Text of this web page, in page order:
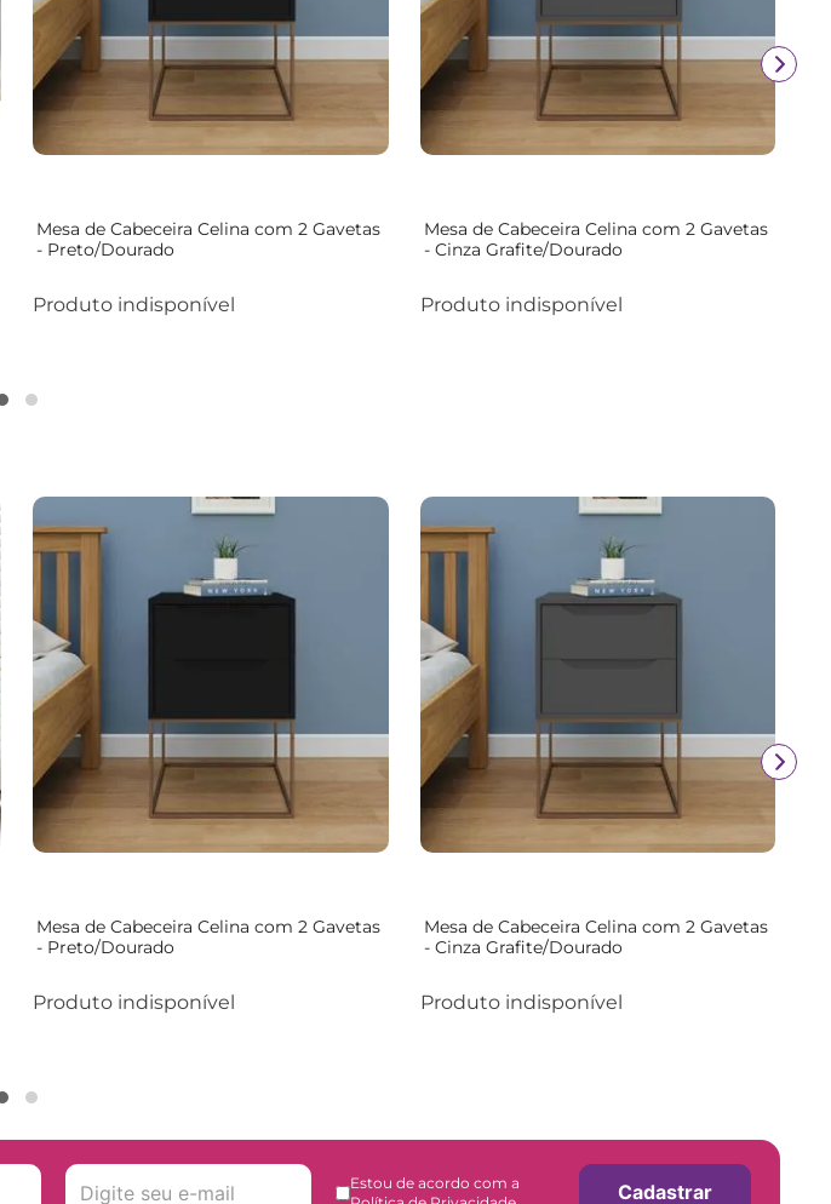
Mesa de Cabeceira Celina com 2 Gavetas
- Preto/Dourado
Produto indisponível
Mesa de Cabeceira Celina com 2 Gavetas
- Cinza Grafite/Dourado
Produto indisponível
Mesa de Cabeceira Celina com 2 Gavetas
- Preto/Dourado
Produto indisponível
Mesa de Cabeceira Celina com 2 Gavetas
- Cinza Grafite/Dourado
Produto indisponível
Estou de acordo com a
Cadastrar